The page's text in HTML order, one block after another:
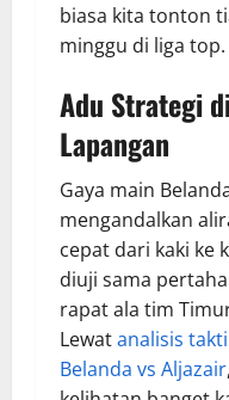
biasa kita tonton
minggu di liga top.
Adu Strategi
Lapangan
Gaya main
mengandalkan
cepat dari kaki ke
diuji sama
rapat ala tim
Lewatanalisis
Belanda vs Aljazair,